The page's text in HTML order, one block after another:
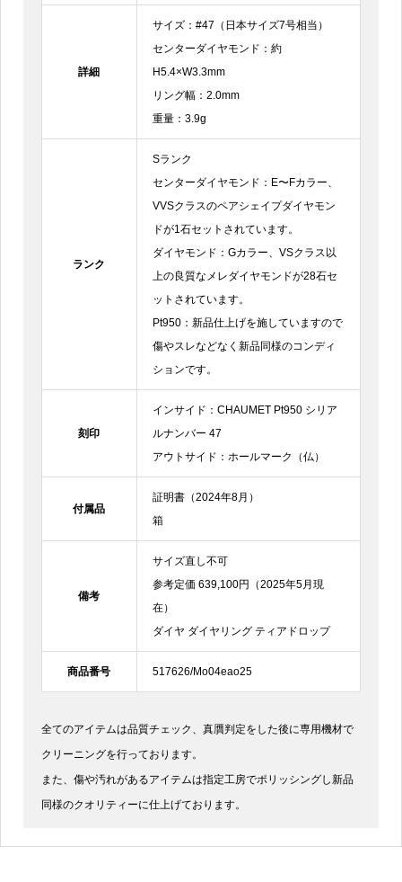
全てのアイテムは品質チェック、真贋判定をした後に専用機材で
クリーニングを行っております。
また、傷や汚れがあるアイテムは指定工房でポリッシングし新品
同様のクオリティーに仕上げております。
詳細
サイズ：#47（日本サイズ7号相当）
センターダイヤモンド：約
H5.4×W3.3mm
リング幅：2.0mm
重量：3.9g
ランク
Sランク
センターダイヤモンド：E〜Fカラー、
VVSクラスのペアシェイプダイヤモン
ドが1石セットされています。
ダイヤモンド：Gカラー、VSクラス以
上の良質なメレダイヤモンドが28石セ
ットされています。
Pt950：新品仕上げを施していますので
傷やスレなどなく新品同様のコンディ
ションです。
刻印
インサイド：CHAUMET Pt950 シリア
ルナンバー 47
アウトサイド：ホールマーク（仏）
付属品
証明書（2024年8月）
箱
備考
サイズ直し不可
参考定価 639,100円（2025年5月現
在）
ダイヤ ダイヤリング ティアドロップ
商品番号 517626/Mo04eao25